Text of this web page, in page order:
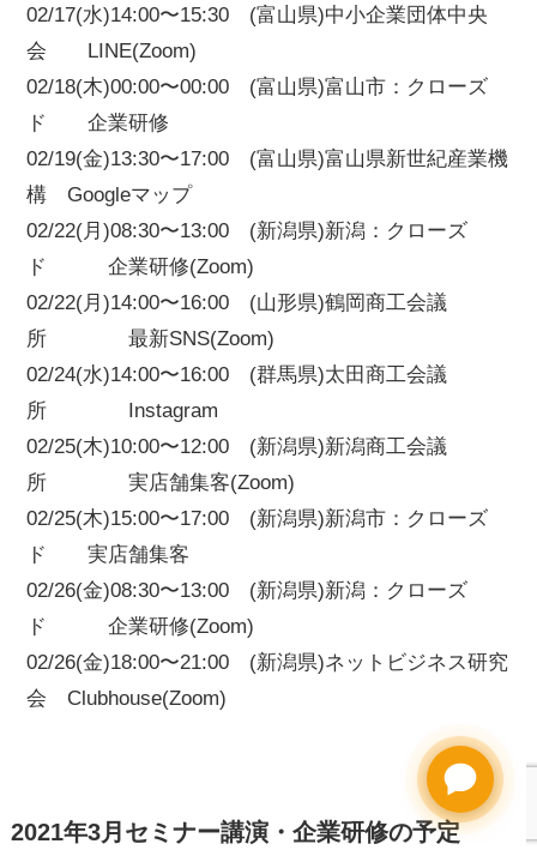
02/17(水)14:00〜15:30 (富山県)中小企業団体中央
会 LINE(Zoom)
02/18(木)00:00〜00:00 (富山県)富山市：クローズ
ド 企業研修
02/19(金)13:30〜17:00 (富山県)富山県新世紀産業機
構 Googleマップ
02/22(月)08:30〜13:00 (新潟県)新潟：クローズ
ド 企業研修(Zoom)
02/22(月)14:00〜16:00 (山形県)鶴岡商工会議
所 最新SNS(Zoom)
02/24(水)14:00〜16:00 (群馬県)太田商工会議
所 Instagram
02/25(木)10:00〜12:00 (新潟県)新潟商工会議
所 実店舗集客(Zoom)
02/25(木)15:00〜17:00 (新潟県)新潟市：クローズ
ド 実店舗集客
02/26(金)08:30〜13:00 (新潟県)新潟：クローズ
ド 企業研修(Zoom)
02/26(金)18:00〜21:00 (新潟県)ネットビジネス研究
会 Clubhouse(Zoom)
2021年3月セミナー講演・企業研修の予定